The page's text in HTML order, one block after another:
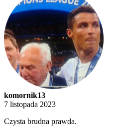
komornik13
7 listopada 2023
Czysta brudna prawda.